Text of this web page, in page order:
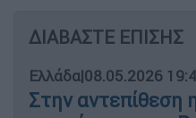
ΔΙΑΒΑΣΤΕ ΕΠΙΣΗΣ
Ελλάδα|08.05.2026
Στην αντεπίθεση